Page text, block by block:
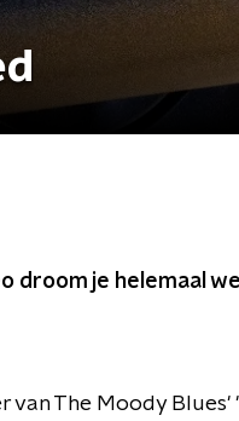
droom je helemaal
The Moody Blues'